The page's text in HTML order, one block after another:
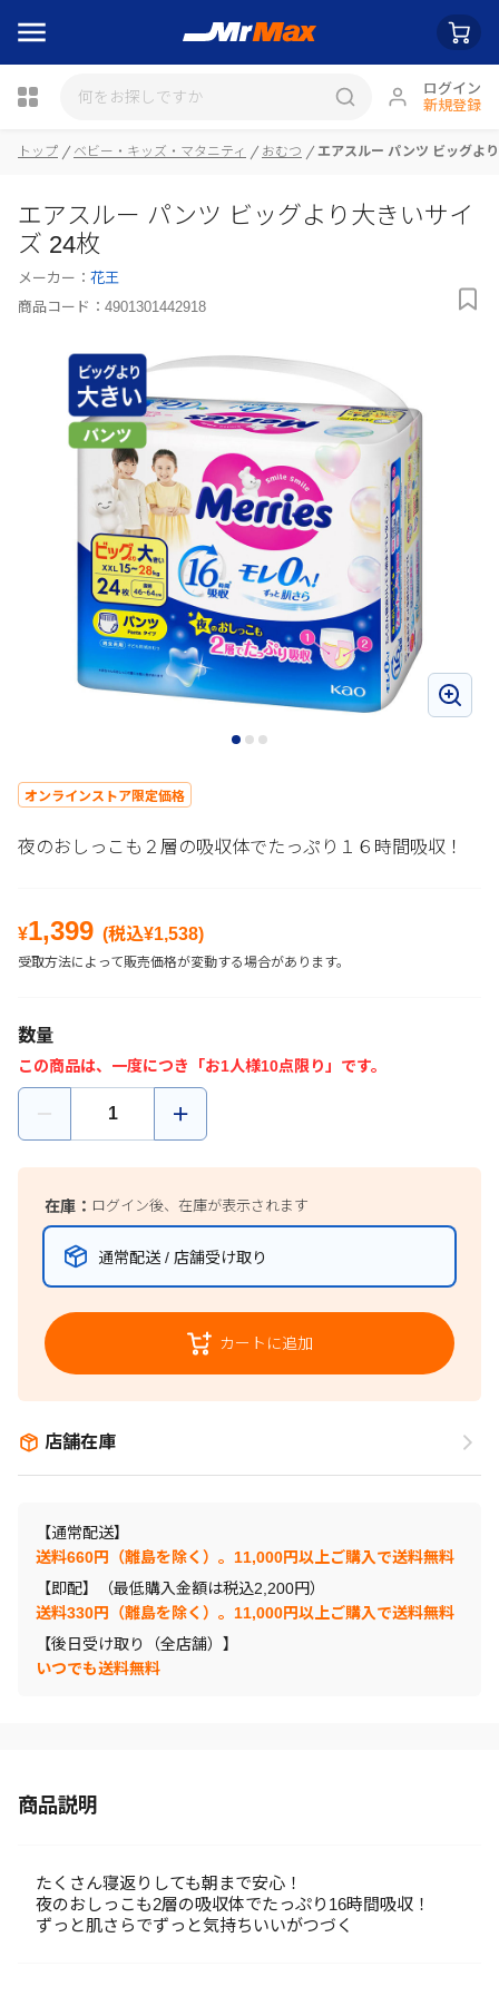
ログイン
新規登録
瓶詰
トップ ベビー・キッズ・マタニティ おむつ エアスルー パンツ ビッグよ
エアスルー パンツ ビッグより大きいサイ
ズ 24枚
メーカー： 花王
商品コード： 4901301442918
オンラインストア限定価格
夜のおしっこも２層の吸収体でたっぷり１６時間吸収！
¥1,399 (税込¥1,538)
受取方法によって販売価格が変動する場合があります。
数量
この商品は、一度につき「お1人様10点限り」です。
在庫： ログイン後、在庫が表示されます
通常配送 / 店舗受け取り
カートに追加
店舗在庫
【通常配送】
送料660円（離島を除く）。11,000円以上ご購入で送料無料
【即配】（最低購入金額は税込2,200円）
送料330円（離島を除く）。11,000円以上ご購入で送料無料
【後日受け取り（全店舗）】
いつでも送料無料
商品説明
たくさん寝返りしても朝まで安心！
夜のおしっこも2層の吸収体でたっぷり16時間吸収！
ずっと肌さらでずっと気持ちいいがつづく